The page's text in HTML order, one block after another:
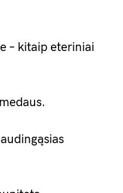
– kitaip eteriniai